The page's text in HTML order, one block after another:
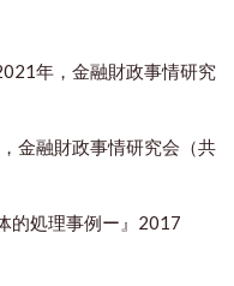
年，金融財政事情研究
金融財政事情研究会（共
的処理事例ー』2017